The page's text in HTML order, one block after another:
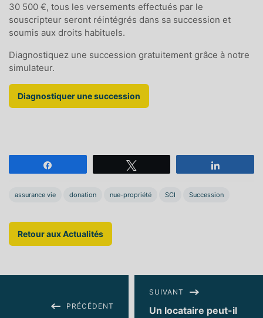
30 500 €, tous les versements effectués par le
souscripteur seront réintégrés dans sa succession et
soumis aux droits habituels.
Diagnostiquez une succession gratuitement grâce à notre
simulateur.
Diagnostiquer une succession
assurance vie donation nue-propriété SCI Succession
Retour aux Actualités
PRÉCÉDENT
SUIVANT
Un locataire peut-il